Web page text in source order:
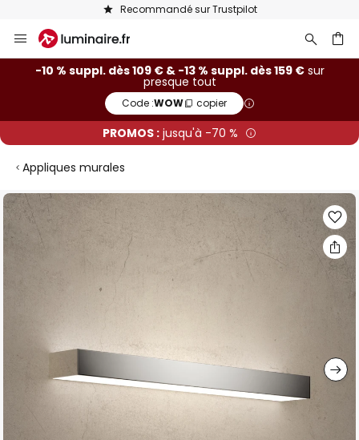
Recommandé sur Trustpilot
Allez
au
contenu
-10 % suppl. dès 109 € & -13 % suppl. dès 159 €sur
presque tout
Code :WOW copier
PROMOS : jusqu'à -70 %
Appliques murales
Skip
to
the